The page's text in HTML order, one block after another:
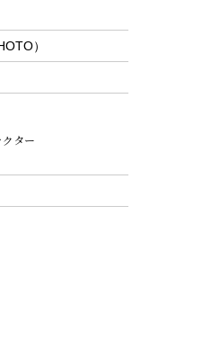
）
ター